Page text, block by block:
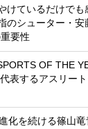
けているだけで
のシューター・安
要性
OF THE
表するアスリー
化を続ける篠山